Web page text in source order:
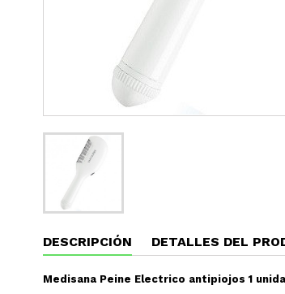
DESCRIPCIÓN DETALLES DEL
Medisana Peine Electrico antipiojos 1